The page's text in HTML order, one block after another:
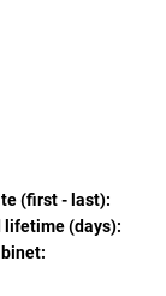
(first - last):
lifetime (days):